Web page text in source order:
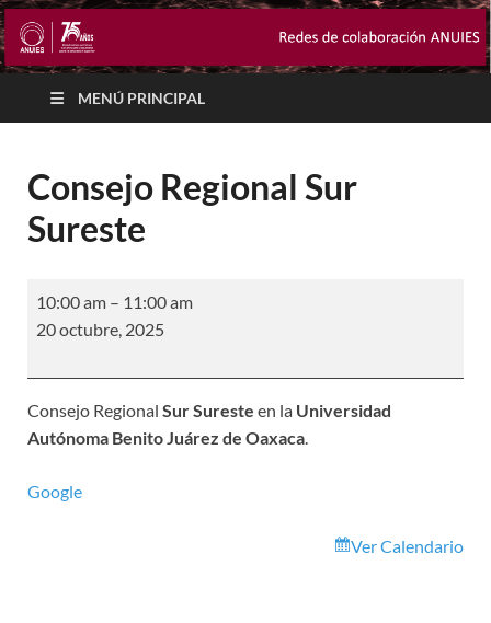
MENÚ PRINCIPAL
Consejo Regional Sur
Sureste
10:00 am – 11:00 am
20 octubre, 2025
Consejo Regional Sur Sureste en la Universidad
Autónoma Benito Juárez de Oaxaca.
Google
Ver Calendario